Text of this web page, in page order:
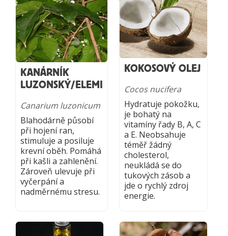
KANÁRNÍK
LUZONSKÝ/ELEMI
Canarium luzonicum
Blahodárně působí
při hojení ran,
stimuluje a posiluje
krevní oběh. Pomáhá
při kašli a zahlenění.
Zároveň ulevuje při
vyčerpání a
nadměrnému stresu.
KOKOSOVÝ OLEJ
Cocos nucifera
Hydratuje pokožku,
je bohatý na
vitamíny řady B, A, C
a E. Neobsahuje
téměř žádný
cholesterol,
neukládá se do
tukových zásob a
jde o rychlý zdroj
energie.